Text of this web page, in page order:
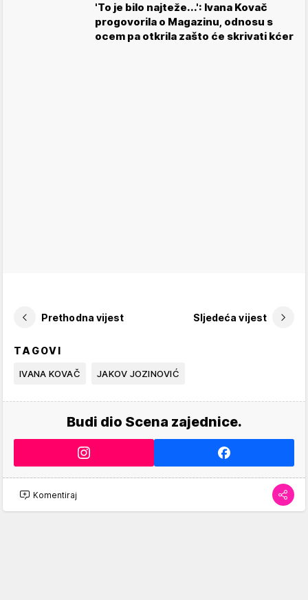
'To je bilo najteže...': Ivana Kovač
progovorila o Magazinu, odnosu s
ocem pa otkrila zašto će skrivati kćer
Prethodna vijest Sljedeća vijest
TAGOVI
IVANA KOVAČ JAKOV JOZINOVIĆ
Budi dio Scena zajednice.
Komentiraj